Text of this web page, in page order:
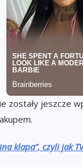
zostały jeszcze
klapa”, czyli jak